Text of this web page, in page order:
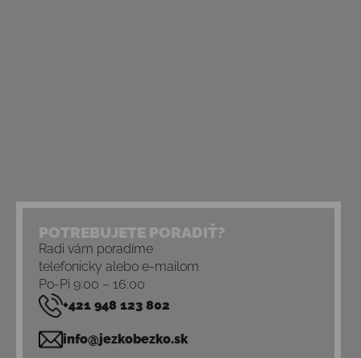
POTREBUJETE PORADIŤ?
Radi vám poradíme
telefonicky alebo e-mailom
Po-Pi 9:00 – 16:00
+421 948 123 802
info@jezkobezko.sk